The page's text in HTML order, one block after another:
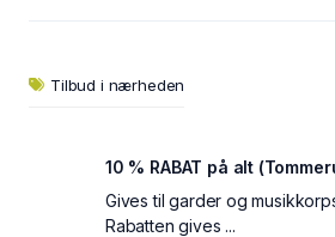
Tilbud i nærheden
10 % RABAT på alt
Gives til garder og
Rabatten gives ...